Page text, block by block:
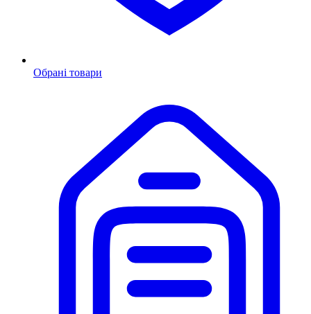
Обрані товари